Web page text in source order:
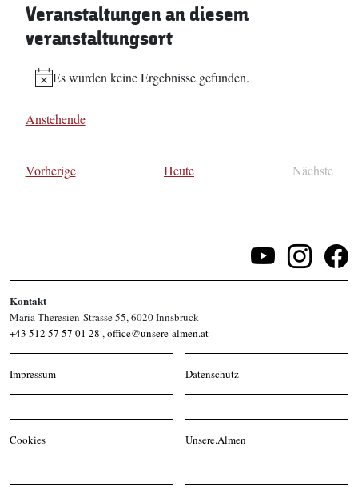
Veranstaltungen an diesem
veranstaltungsort
Hinweis
Es wurden keine Ergebnisse gefunden.
Anstehende
VorherigeVeranstaltungen Heute
Nächste
Kontakt
Maria-Theresien-Strasse 55, 6020 Innsbruck
+43 512 57 57 01 28 ,office@unsere-almen.at
Impressum Datenschutz
Cookies Unsere.Almen